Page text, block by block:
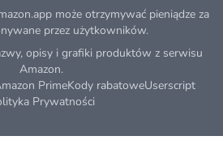
może otrzymywać pieniądze za
przez użytkowników.
opisy i grafiki produktów z serwisu
Amazon.
PrimeKody rabatoweUserscript
Prywatności